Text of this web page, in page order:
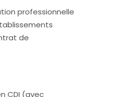
professionnelle
de
CDI (avec